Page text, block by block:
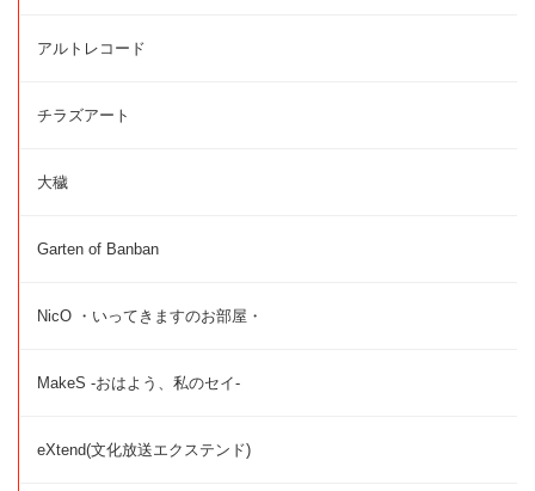
アルトレコード
チラズアート
大穢
Garten of Banban
NicO ・いってきますのお部屋・
MakeS -おはよう、私のセイ-
eXtend(文化放送エクステンド)